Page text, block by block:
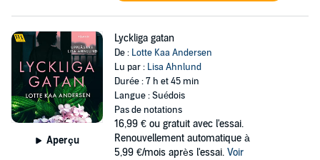
Aperçu
Lyckliga gatan
De : Lotte Kaa Andersen
Lu par : Lisa Ahnlund
Durée : 7 h et 45 min
Langue : Suédois
Pas de notations
16,99 € ou gratuit avec l'essai.
Renouvellement automatique à
5,99 €/mois après l'essai. Voir